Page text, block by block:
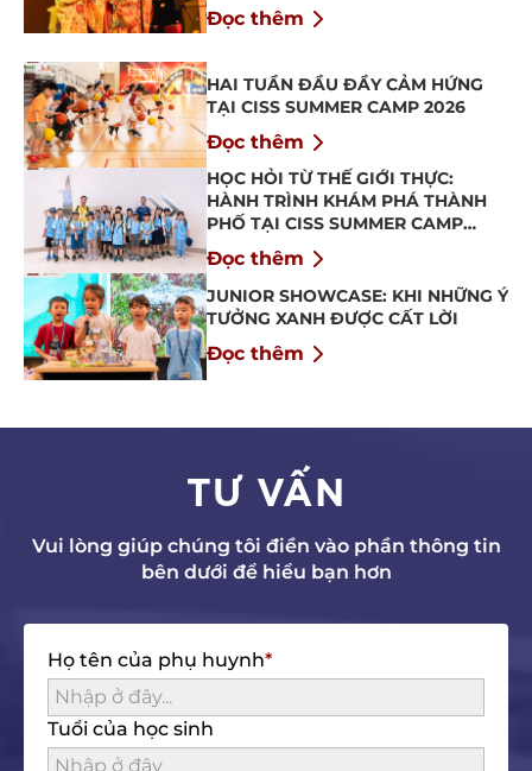
Đọc thêm
HAI TUẦN ĐẦU ĐẦY CẢM HỨNG
TẠI CISS SUMMER CAMP 2026
Đọc thêm
HỌC HỎI TỪ THẾ GIỚI THỰC:
HÀNH TRÌNH KHÁM PHÁ THÀNH
PHỐ TẠI CISS SUMMER CAMP
2026
Đọc thêm
JUNIOR SHOWCASE: KHI NHỮNG Ý
TƯỞNG XANH ĐƯỢC CẤT LỜI
Đọc thêm
TƯ VẤN
Vui lòng giúp chúng tôi điền vào phần thông tin
bên dưới để hiểu bạn hơn
Họ tên của phụ huynh
Tuổi của học sinh